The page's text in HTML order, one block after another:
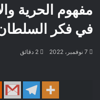
مفهوم الحرية
في فكر
7 نوفمبر، 2022